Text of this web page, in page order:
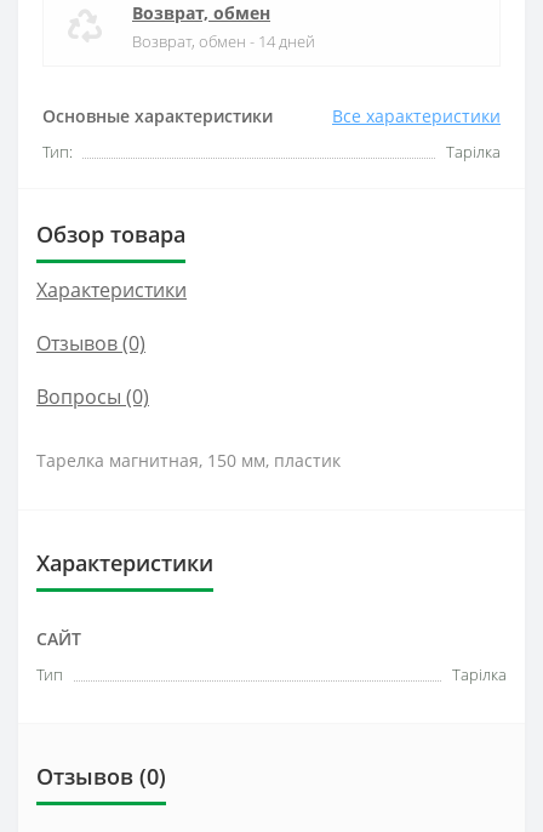
Основные характеристики Все характеристики
Тип: Тарілка
Возврат, обмен
Возврат, обмен - 14 дней
Обзор товара
Характеристики
Отзывов (0)
Вопросы (0)
Тарелка магнитная, 150 мм, пластик
Характеристики
САЙТ
Тип Тарілка
Отзывов (0)